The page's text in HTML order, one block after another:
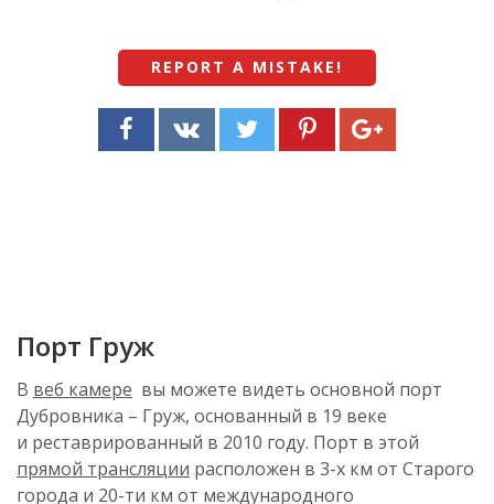
REPORT A MISTAKE !
Порт Груж
В веб камере вы можете видеть основной порт
Дубровника – Груж, основанный в 19 веке
и реставрированный в 2010 году. Порт в этой
прямой трансляции расположен в 3-х км от Старого
города и 20-ти км от международного